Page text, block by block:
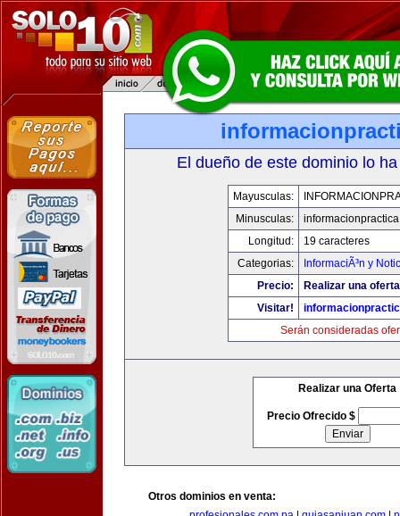
El dueño de este dominio lo
Mayusculas:
Minusculas:
Longitud:
19 caracteres
Categorias:
InformaciÃ³n y
Precio:
Realizar una
Visitar!
Serán consideradas
Realizar una Oferta
Precio Ofrecido $
Otros dominios en venta: